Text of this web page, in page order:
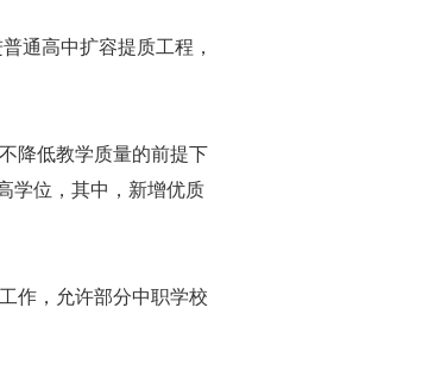
通高中扩容提质工程，
降低教学质量的前提下
学位，其中，新增优质
作，允许部分中职学校